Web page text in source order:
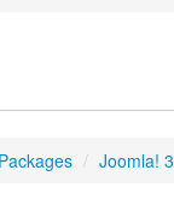
/ Joomla!